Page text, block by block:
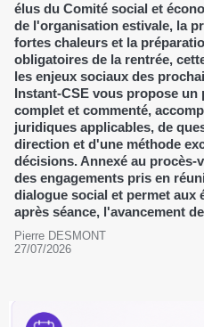
élus du Comité social et
de l'organisation estivale, la
fortes chaleurs et la
obligatoires de la rentrée,
les enjeux sociaux des
Instant-CSE vous propose
complet et commenté,
juridiques applicables, de
direction et d'une méthode
décisions. Annexé au
des engagements pris en
dialogue social et permet aux
après séance, l'avancement
Pierre DESMONT
27/07/2026